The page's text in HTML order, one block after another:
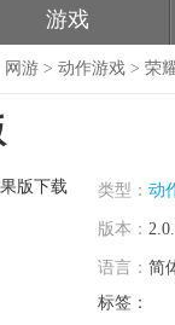
游戏
网游 > 动作游戏 > 荣
类型： 动
版本：
语言： 简
标签：